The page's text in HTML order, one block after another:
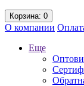
Корзина: 0
О компании
Еще